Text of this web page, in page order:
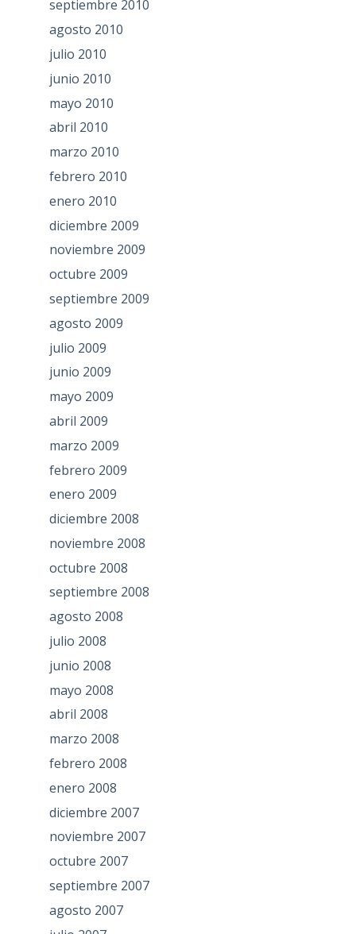
septiembre 2010
agosto 2010
julio 2010
junio 2010
mayo 2010
abril 2010
marzo 2010
febrero 2010
enero 2010
diciembre 2009
noviembre 2009
octubre 2009
septiembre 2009
agosto 2009
julio 2009
junio 2009
mayo 2009
abril 2009
marzo 2009
febrero 2009
enero 2009
diciembre 2008
noviembre 2008
octubre 2008
septiembre 2008
agosto 2008
julio 2008
junio 2008
mayo 2008
abril 2008
marzo 2008
febrero 2008
enero 2008
diciembre 2007
noviembre 2007
octubre 2007
septiembre 2007
agosto 2007